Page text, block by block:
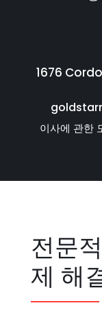
1676
이사에 관한
전문
제 해